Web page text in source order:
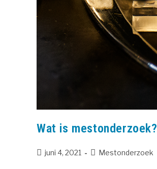
Wat is mestonderzoek?
juni 4, 2021 Mestonderzoek